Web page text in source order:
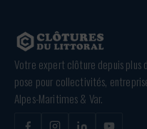
Votre expert clôture depuis
pose pour collectivités,
Alpes-Maritimes & Var.